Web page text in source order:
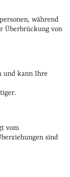
während
Überbrückung von
und kann Ihre
vom
sind